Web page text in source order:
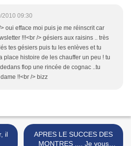
2010 09:30
oui efface moi puis je me réinscrit car
!!!<br /> gésiers aux raisins .. très
tes gésiers puis tu les enlèves et tu
place histoire de les chauffer un peu ! tu
flop une rincée de cognac ..tu
!!<br /> bizz
APRES LE SUCCES DES
MONTRES .... Je vous